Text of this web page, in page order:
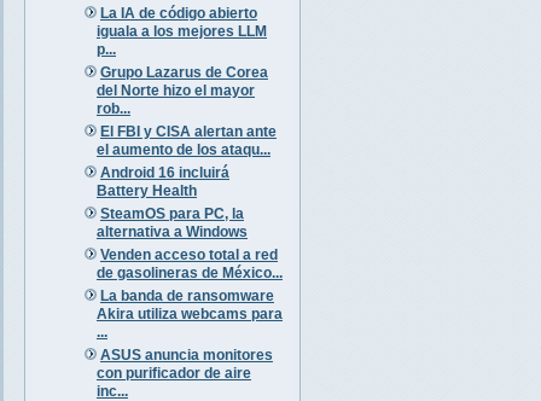
La IA de código abierto
iguala a los mejores LLM
p...
Grupo Lazarus de Corea
del Norte hizo el mayor
rob...
El FBI y CISA alertan ante
el aumento de los ataqu...
Android 16 incluirá
Battery Health
SteamOS para PC, la
alternativa a Windows
Venden acceso total a red
de gasolineras de México...
La banda de ransomware
Akira utiliza webcams para
...
ASUS anuncia monitores
con purificador de aire
inc...